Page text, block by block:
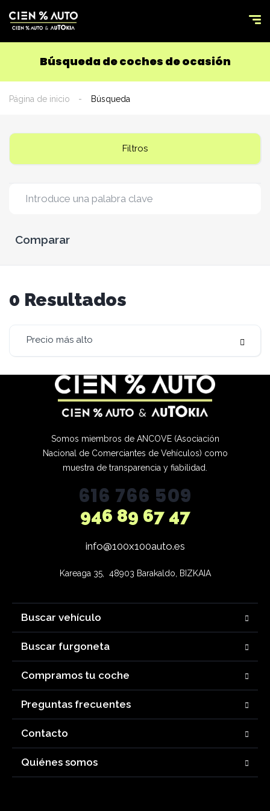
Búsqueda de coches de ocasión
Página de inicio Búsqueda
Filtros
Comparar
0 Resultados
Precio más alto
Somos miembros de ANCOVE (Asociación
Nacional de Comerciantes de Vehículos) como
muestra de transparencia y fiabilidad.
616 766 509
946 89 67 47
info@100x100auto.es
Kareaga 35,  48903 Barakaldo, BIZKAIA
Buscar vehículo
Buscar furgoneta
Compramos tu coche
Preguntas frecuentes
Contacto
Quiénes somos